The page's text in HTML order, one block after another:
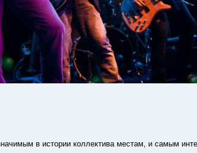
в истории коллектива местам, и самым